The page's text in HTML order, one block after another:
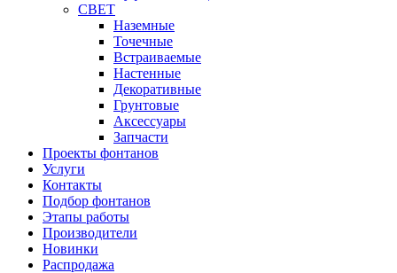
СВЕТ
Наземные
Точечные
Встраиваемые
Настенные
Декоративные
Грунтовые
Аксессуары
Запчасти
Проекты фонтанов
Услуги
Контакты
Подбор фонтанов
Этапы работы
Производители
Новинки
Распродажа